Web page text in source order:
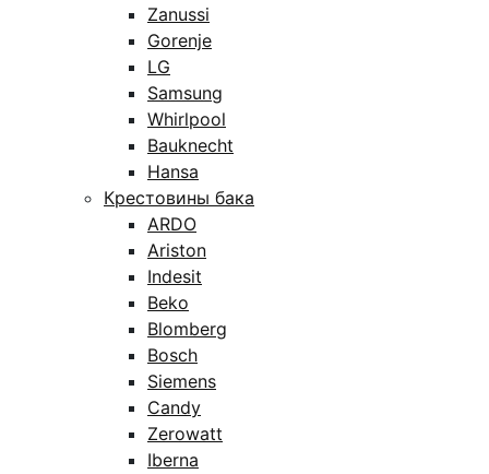
Zanussi
Gorenje
LG
Samsung
Whirlpool
Bauknecht
Hansa
Крестовины бака
ARDO
Ariston
Indesit
Beko
Blomberg
Bosch
Siemens
Candy
Zerowatt
Iberna